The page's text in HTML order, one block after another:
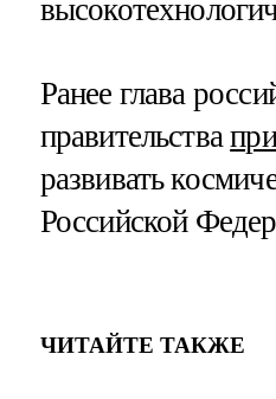
Ранее глава
правительства
развивать
Российской
ЧИТАЙТЕ ТАКЖЕ